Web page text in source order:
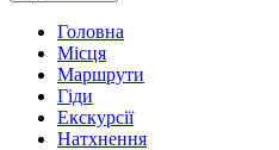
Головна
Місця
Маршрути
Гіди
Екскурсії
Натхнення